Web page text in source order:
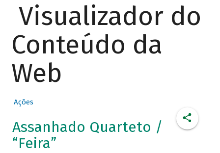
Visualizador do
Conteúdo da
Web
Ações
Assanhado Quarteto /
“Feira”